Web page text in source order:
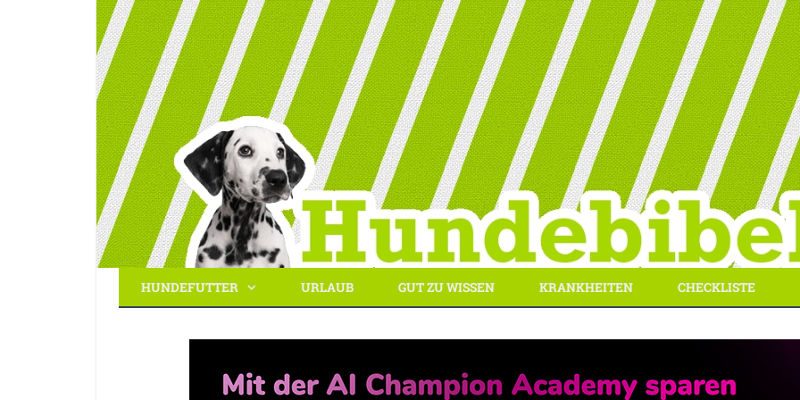
Hundebibel.de
HUNDEFUTTER URLAUB GUT ZU WISSEN KRANKHEITEN CHECKLISTE